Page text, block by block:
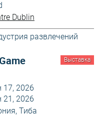
Dublin
развлечений
Выставка
17, 2026
21, 2026
Тиба